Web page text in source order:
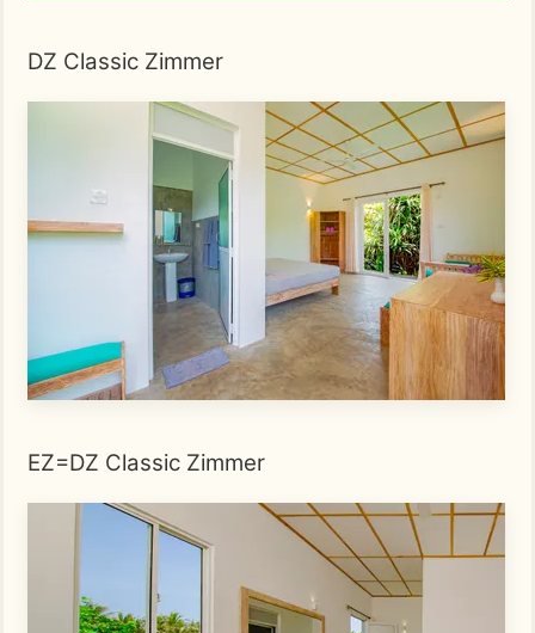
DZ Classic Zimmer
EZ=DZ Classic Zimmer